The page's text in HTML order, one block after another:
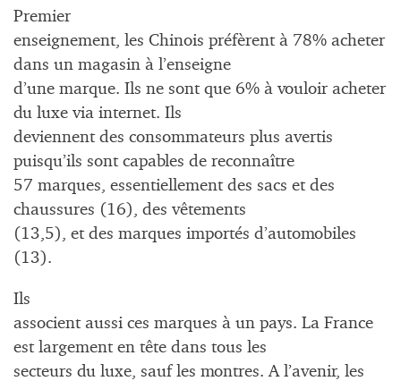
Premier
enseignement, les Chinois préfèrent à 78% acheter
dans un magasin à l’enseigne
d’une marque. Ils ne sont que 6% à vouloir acheter
du luxe via internet. Ils
deviennent des consommateurs plus avertis
puisqu’ils sont capables de reconnaître
57 marques, essentiellement des sacs et des
chaussures (16), des vêtements
(13,5), et des marques importés d’automobiles
(13).
Ils
associent aussi ces marques à un pays. La France
est largement en tête dans tous les
secteurs du luxe, sauf les montres. A l’avenir, les